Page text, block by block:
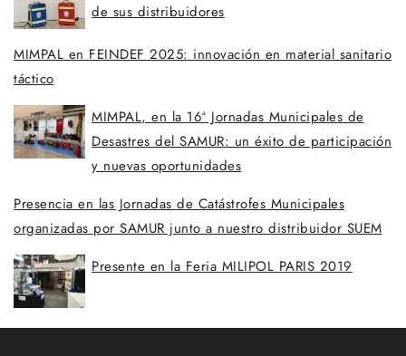
de sus distribuidores
MIMPAL en FEINDEF 2025: innovación en material sanitario
táctico
MIMPAL, en la 16ª Jornadas Municipales de
Desastres del SAMUR: un éxito de participación
y nuevas oportunidades
Presencia en las Jornadas de Catástrofes Municipales
organizadas por SAMUR junto a nuestro distribuidor SUEM
Presente en la Feria MILIPOL PARIS 2019